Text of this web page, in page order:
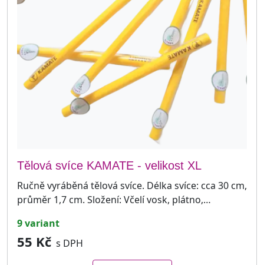
Tělová svíce KAMATE - velikost XL
Ručně vyráběná tělová svíce. Délka svíce: cca 30 cm,
průměr 1,7 cm. Složení: Včelí vosk, plátno,…
9 variant
55 Kč s DPH